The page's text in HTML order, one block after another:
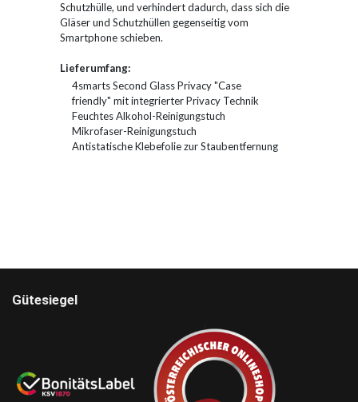
Schutzhülle, und verhindert dadurch, dass sich die
Gläser und Schutzhüllen gegenseitig vom
Smartphone schieben.
Lieferumfang:
4smarts Second Glass Privacy "Case
friendly" mit integrierter Privacy Technik
Feuchtes Alkohol-Reinigungstuch
Mikrofaser-Reinigungstuch
Antistatische Klebefolie zur Staubentfernung
Gütesiegel